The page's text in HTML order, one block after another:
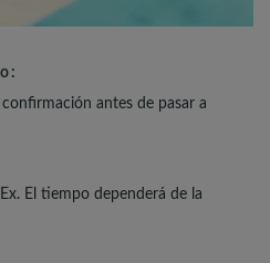
antes de pasar a
El tiempo dependerá de la